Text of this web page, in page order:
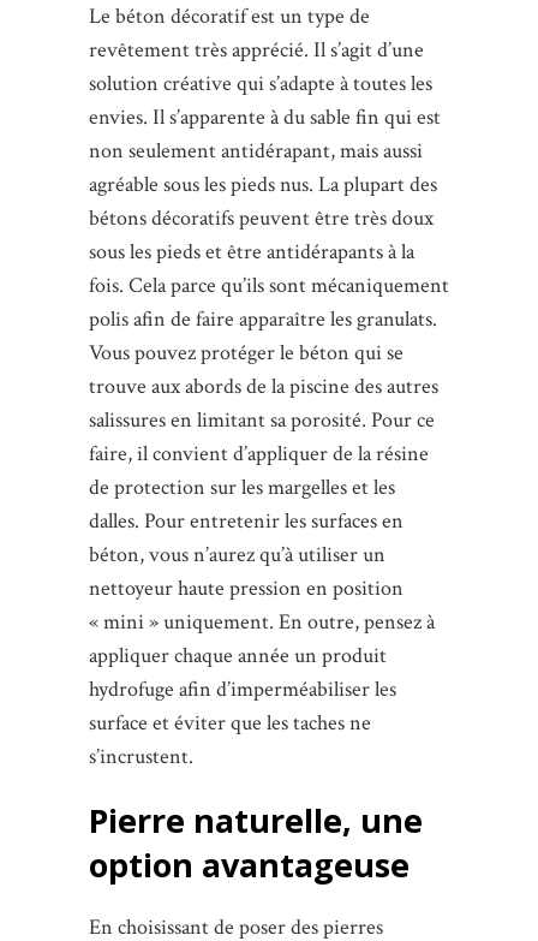
Le béton décoratif est un type de
revêtement très apprécié. Il s’agit d’une
solution créative qui s’adapte à toutes les
envies. Il s’apparente à du sable fin qui est
non seulement antidérapant, mais aussi
agréable sous les pieds nus. La plupart des
bétons décoratifs peuvent être très doux
sous les pieds et être antidérapants à la
fois. Cela parce qu’ils sont mécaniquement
polis afin de faire apparaître les granulats.
Vous pouvez protéger le béton qui se
trouve aux abords de la piscine des autres
salissures en limitant sa porosité. Pour ce
faire, il convient d’appliquer de la résine
de protection sur les margelles et les
dalles. Pour entretenir les surfaces en
béton, vous n’aurez qu’à utiliser un
nettoyeur haute pression en position
« mini » uniquement. En outre, pensez à
appliquer chaque année un produit
hydrofuge afin d’imperméabiliser les
surface et éviter que les taches ne
s’incrustent.
Pierre naturelle, une
option avantageuse
En choisissant de poser des pierres